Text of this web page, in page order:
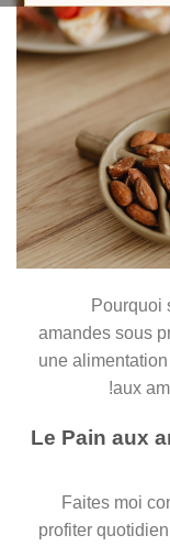
Pourquoi
amandes sous
une
aux
Le Pain aux
Faites moi
profiter